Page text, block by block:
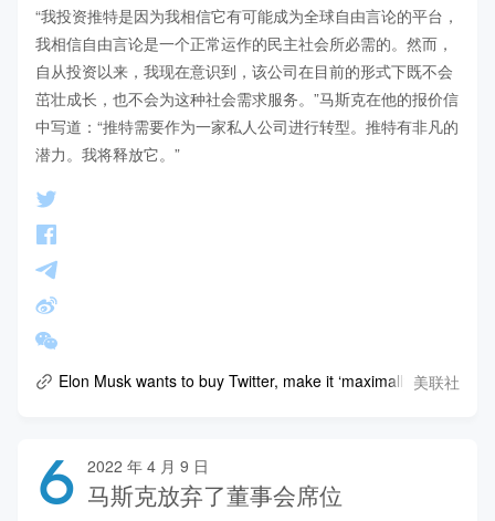
“我投资推特是因为我相信它有可能成为全球自由言论的平台，
我相信自由言论是一个正常运作的民主社会所必需的。然而，
自从投资以来，我现在意识到，该公司在目前的形式下既不会
茁壮成长，也不会为这种社会需求服务。”马斯克在他的报价信
中写道：“推特需要作为一家私人公司进行转型。推特有非凡的
潜力。我将释放它。”
Elon Musk wants to buy Twitter, make it ‘maximally trusted’
美联社
6 2022 年 4 月 9 日
马斯克放弃了董事会席位